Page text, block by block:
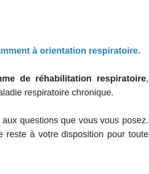
à orientation respiratoire.
de réhabilitation respiratoire,
respiratoire chronique.
questions que vous vous posez.
reste à votre disposition pour toute